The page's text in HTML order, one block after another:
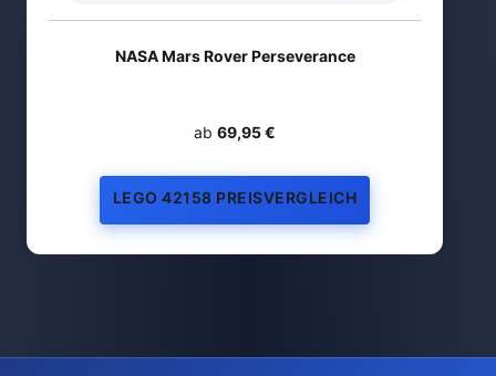
NASA Mars Rover Perseverance
ab 69,95 €
LEGO 42158 PREISVERGLEICH